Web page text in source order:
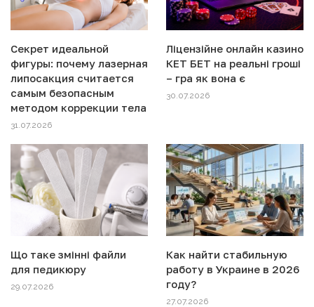
Секрет идеальной
фигуры: почему лазерная
липосакция считается
самым безопасным
методом коррекции тела
31.07.2026
Ліцензійне онлайн казино
КЕТ БЕТ на реальні гроші
– гра як вона є
30.07.2026
Що таке змінні файли
для педикюру
29.07.2026
Как найти стабильную
работу в Украине в 2026
году?
27.07.2026